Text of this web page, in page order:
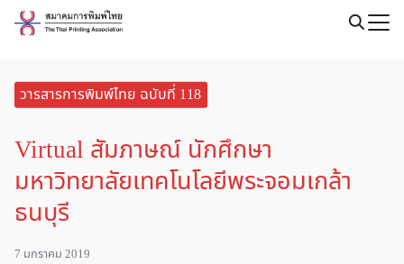
Skip
วารสารการพิมพ์ไทย ฉบับที่ 118
Virtual สัมภาษณ์ นักศึกษา
มหาวิทยาลัยเทคโนโลยีพระจอมเกล้า
ธนบุรี
7 มกราคม 2019